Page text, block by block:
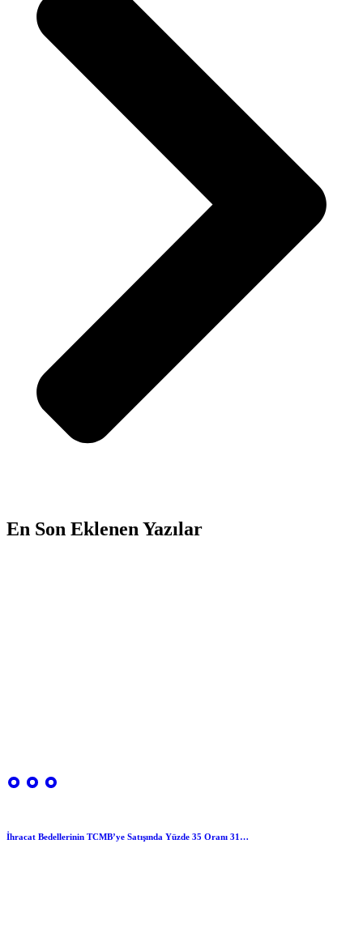
En Son Eklenen Yazılar
İhracat Bedellerinin TCMB’ye Satışında Yüzde 35 Oranı 31…